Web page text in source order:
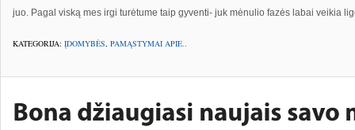
juo. Pagal viską mes irgi turėtume taip gyventi- juk mėnulio fazės labai veikia
KATEGORIJA: ĮDOMYBĖS, PAMĄSTYMAI APIE..